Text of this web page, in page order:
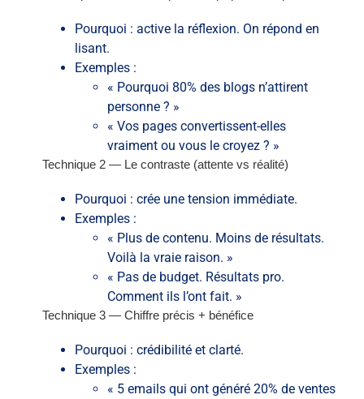
Pourquoi : active la réflexion. On répond en
lisant.
Exemples :
« Pourquoi 80% des blogs n’attirent
personne ? »
« Vos pages convertissent-elles
vraiment ou vous le croyez ? »
Technique 2 — Le contraste (attente vs réalité)
Pourquoi : crée une tension immédiate.
Exemples :
« Plus de contenu. Moins de résultats.
Voilà la vraie raison. »
« Pas de budget. Résultats pro.
Comment ils l’ont fait. »
Technique 3 — Chiffre précis + bénéfice
Pourquoi : crédibilité et clarté.
Exemples :
« 5 emails qui ont généré 20% de ventes